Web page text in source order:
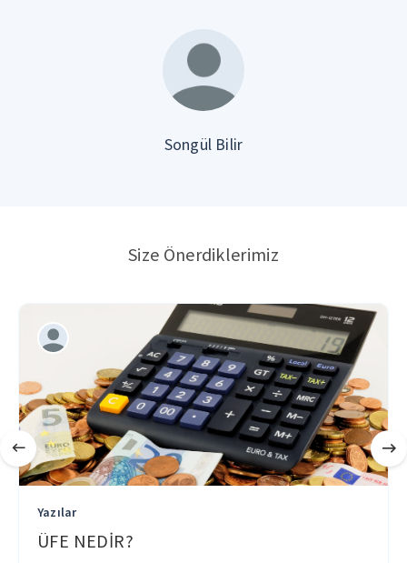
Songül Bilir
Size Önerdiklerimiz
Yazılar
ÜFE NEDİR?